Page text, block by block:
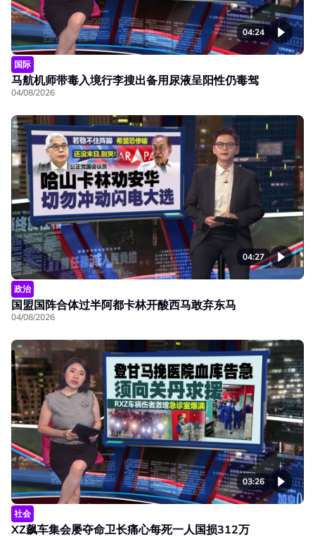
04:24
国际
马航机师带毒入境行李搜出备用尿液呈阳性仍毒驾
04/08/2026
04:27
政治
国盟国阵合体过半阿都卡林开酸西马敢弃东马
04/08/2026
03:26
社会
XZ飙车集会屡夺命卫长痛心每死一人国损312万